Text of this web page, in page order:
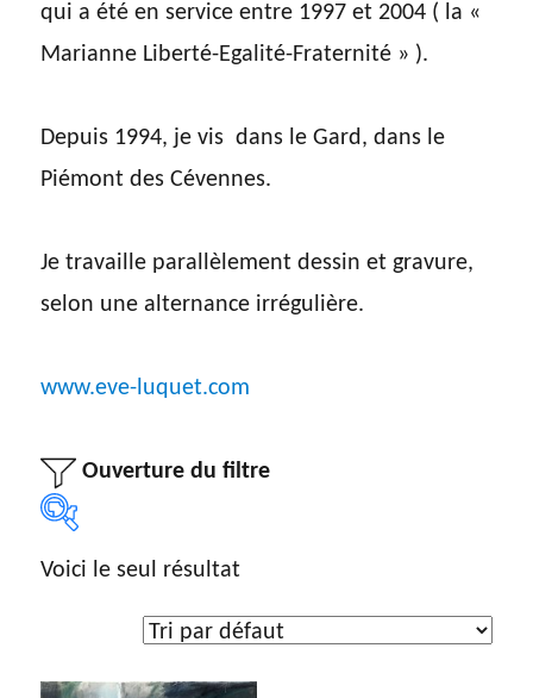
qui a été en service entre 1997 et 2004 ( la «
Marianne Liberté-Egalité-Fraternité » ).
Depuis 1994, je vis dans le Gard, dans le
Piémont des Cévennes.
Je travaille parallèlement dessin et gravure,
selon une alternance irrégulière.
www.eve-luquet.com
Ouverture du filtre
Sélection par artiste
Voici le seul résultat